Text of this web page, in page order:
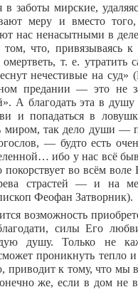
заботы мирские,
меру и вместо
нас ненасытными в
что, привязываясь к
т. е. утратить
нечестивые на
предании — это не
А благодать эта в
и попадаться в
так дело души —
— будто есть
ибо у нас всё
во всём
страстей — и на
Феофан Затворник).
возможность
силы Его
душу. Только не
проникнуть тепло и
приводит к тому, что мы
же, если в дом не